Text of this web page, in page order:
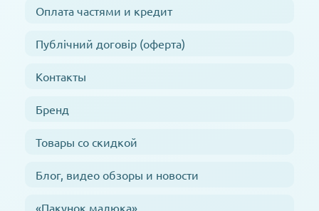
Оплата частями и кредит
Публічний договір (оферта)
Контакты
Бренд
Товары со скидкой
Блог, видео обзоры и новости
«Пакунок малюка»